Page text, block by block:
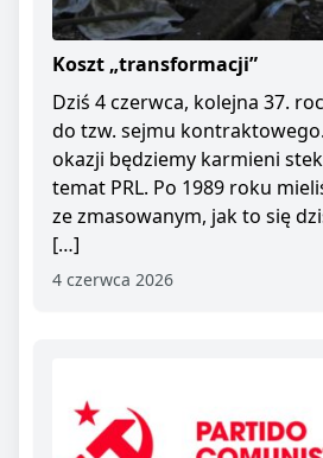
Koszt „transformacji”
Dziś 4 czerwca, kolejna 37.
do tzw. sejmu
okazji będziemy karmieni
temat PRL. Po 1989 roku
ze zmasowanym, jak to się
[…]
4 czerwca 2026